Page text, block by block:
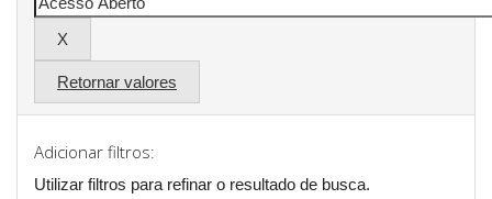
Retornar valores
Adicionar filtros:
Utilizar filtros para refinar o resultado de busca.